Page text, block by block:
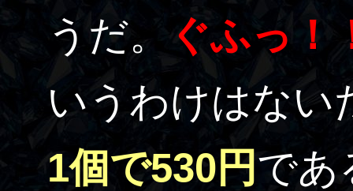
うだ。
ぐふっ！
いうわけはない
1個で530円であ